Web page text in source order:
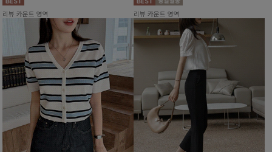
리뷰 카운트 영역 리뷰 카운트 영역